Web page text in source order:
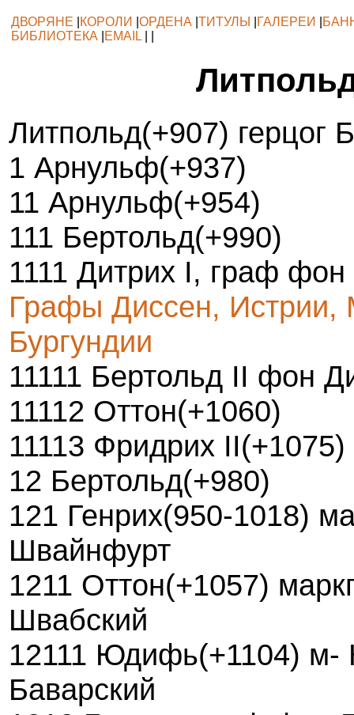
ДВОРЯНЕ КОРОЛИ ОРДЕНА ТИТУЛЫ ГАЛЕРЕИ
БИБЛИОТЕКА
EMAIL
Литпольд(+907) герцог
1 Арнульф(+937)
11 Арнульф(+954)
111 Бертольд(+990)
1111 Дитрих I, граф фон
Графы Диссен, Истрии,
Бургундии
11111 Бертольд II фон
11112 Оттон(+1060)
11113 Фридрих II(+1075)
12 Бертольд(+980)
121 Генрих(950-1018)
Швайнфурт
1211 Оттон(+1057)
Швабский
12111 Юдифь(+1104) м-
Баварский